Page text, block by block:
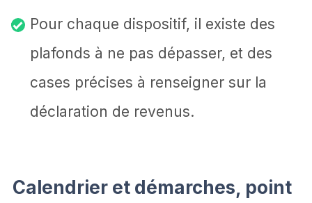
Pour chaque dispositif, il existe des
plafonds à ne pas dépasser, et des
cases précises à renseigner sur la
déclaration de revenus.
Calendrier et démarches, point